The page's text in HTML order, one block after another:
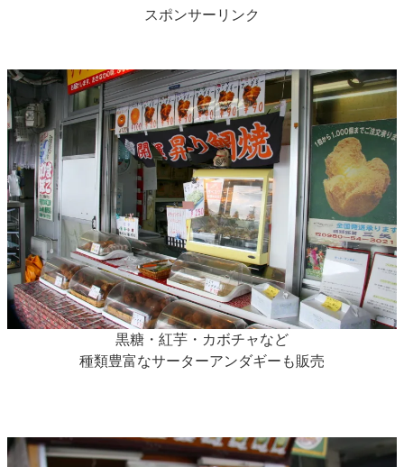
スポンサーリンク
黒糖・紅芋・カボチャなど
種類豊富なサーターアンダギーも販売